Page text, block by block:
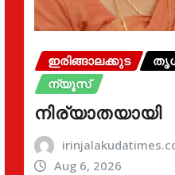
ഇരിങ്ങാലക്കുട
ന്യൂസ്
നിര്യാതയായി
Aug 6, 2026